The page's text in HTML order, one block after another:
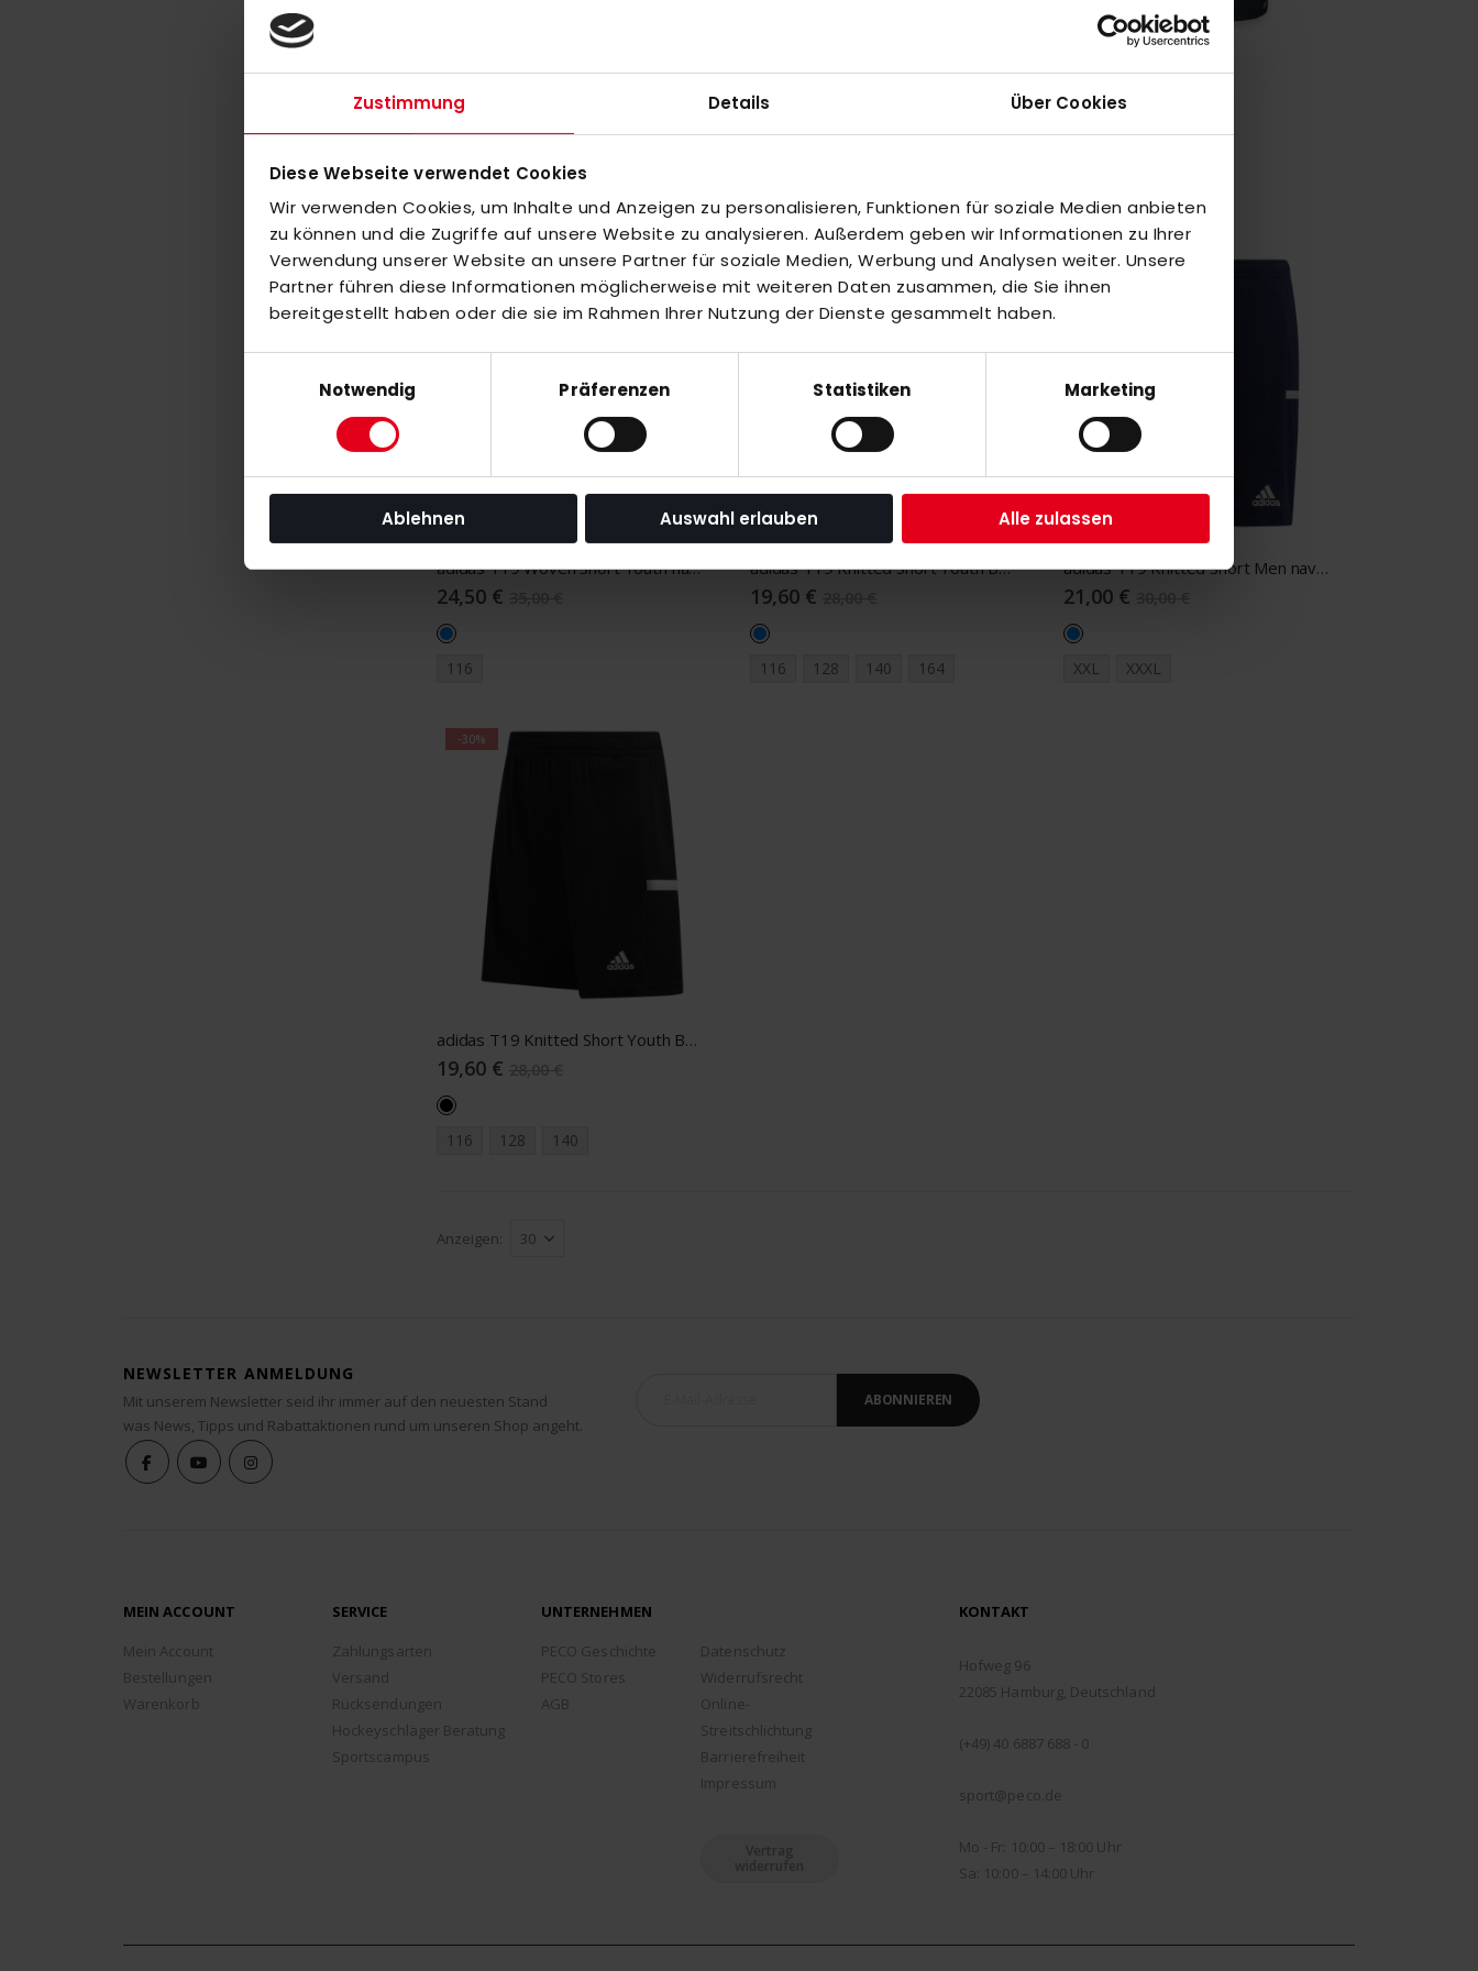
Zustimmung Details Über Cookies
Diese Webseite verwendet Cookies
Wir verwenden Cookies, um Inhalte und Anzeigen zu personalisieren, Funktionen für soziale Medien anbieten
zu können und die Zugriffe auf unsere Website zu analysieren. Außerdem geben wir Informationen zu Ihrer
Verwendung unserer Website an unsere Partner für soziale Medien, Werbung und Analysen weiter. Unsere
Partner führen diese Informationen möglicherweise mit weiteren Daten zusammen, die Sie ihnen
bereitgestellt haben oder die sie im Rahmen Ihrer Nutzung der Dienste gesammelt haben.
Notwendig
Präferenzen Statistiken Marketing
Ablehnen Auswahl erlauben Alle zulassen
45,00 €
PECO Shorts heather grey PECO Shorts black
-30%
adidas T19 Woven Short Youth navy blue/white
24,50 €
116
-30%
adidas T19 Knitted Short Youth Boys navy/white
19,60 €
116 128 140 164
-30%
adidas T19 Knitted Short Men navy blue/white
21,00 €
XXL XXXL
-30%
adidas T19 Knitted Short Youth Boys
19,60 €
116 128 140
Anzeigen
NEWSLETTER ANMELDUNG
Mit unserem Newsletter seid ihr immer auf den neuesten Stand
was News, Tipps und Rabattaktionen rund um unseren Shop angeht.
ABONNIEREN
MEIN ACCOUNT
Mein Account
Bestellungen
Warenkorb
SERVICE
Zahlungsarten
Versand
Rücksendungen
Hockeyschläger Beratung
Sportscampus
UNTERNEHMEN
PECO Geschichte
PECO Stores
AGB
Datenschutz
Widerrufsrecht
Online-
Streitschlichtung
Barrierefreiheit
Impressum
Vertrag
widerrufen
KONTAKT
Hofweg 96
22085 Hamburg, Deutschland
(+49) 40 6887 688 - 0
sport@peco.de
Mo - Fr: 10:00 – 18:00 Uhr
Sa: 10:00 – 14:00 Uhr